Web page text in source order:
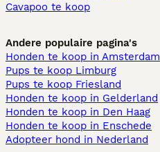
Cavapoo te koop
Andere populaire pagina's
Honden te koop in Amsterdam
Pups te koop Limburg​
Pups te koop Friesland​
Honden te koop in Gelderland
Honden te koop in Den Haag
Honden te koop in Enschede
Adopteer hond in Nederland